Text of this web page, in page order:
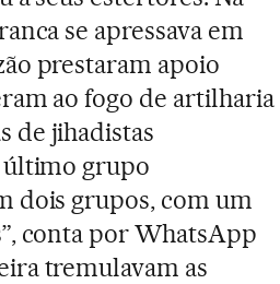
se apressava em
prestaram apoio
ao fogo de artilharia
de jihadistas
último grupo
dois grupos, com um
conta por WhatsApp
tremulavam as